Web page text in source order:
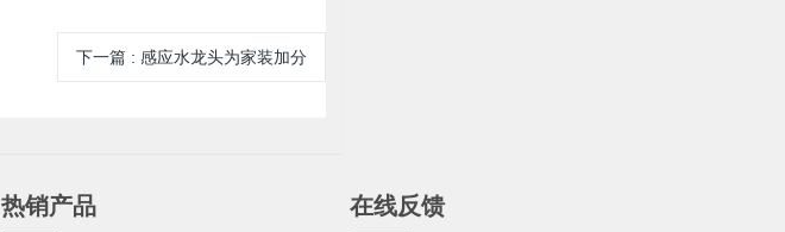
下一篇: 感应水龙头为家装加分
热销产品 在线反馈